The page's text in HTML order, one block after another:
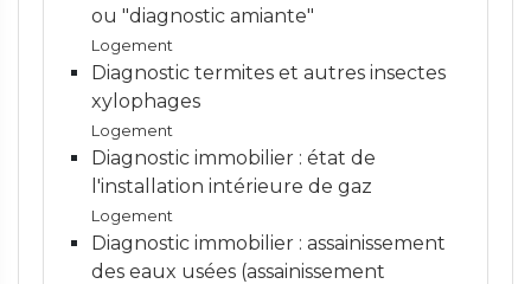
ou "diagnostic amiante"
Logement
Diagnostic termites et autres insectes
xylophages
Logement
Diagnostic immobilier : état de
l'installation intérieure de gaz
Logement
Diagnostic immobilier : assainissement
des eaux usées (assainissement